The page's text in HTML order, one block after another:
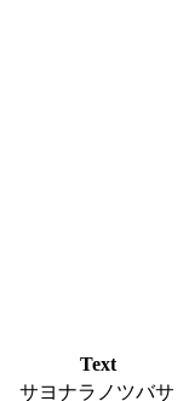
Text
サヨナラノツバサ